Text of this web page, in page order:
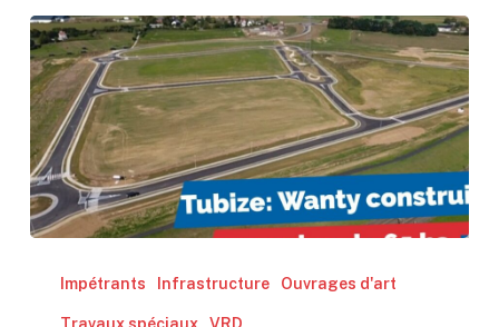
zoningImpétrants Infrastructure Ouvrages d'art